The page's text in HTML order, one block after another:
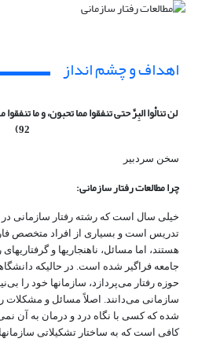
اهداف و چشم انداز
لن تنالْوا البِرَّ حتی تنفقوا مما تحبون، و ما
92)
سخن سردبیر
چرا مطالعات رفتار سازمانی:
خیلی سال است که رشته رفتار سازمانی
تدریس است و بسیاری از افراد متخصص
هستند، اما مسائل، ناهنجاریها و
جامعه فراگیر شده است. در حالیکه
حوزه رفتار می‌پردازد، سازمانها خود را
سازمانی می‌دانند. اصلاً مسائل و مشکلات
شده که کسی با نگاه درد و درمان به آن
کافی است که به ساختار تشکیلاتی سازمانها